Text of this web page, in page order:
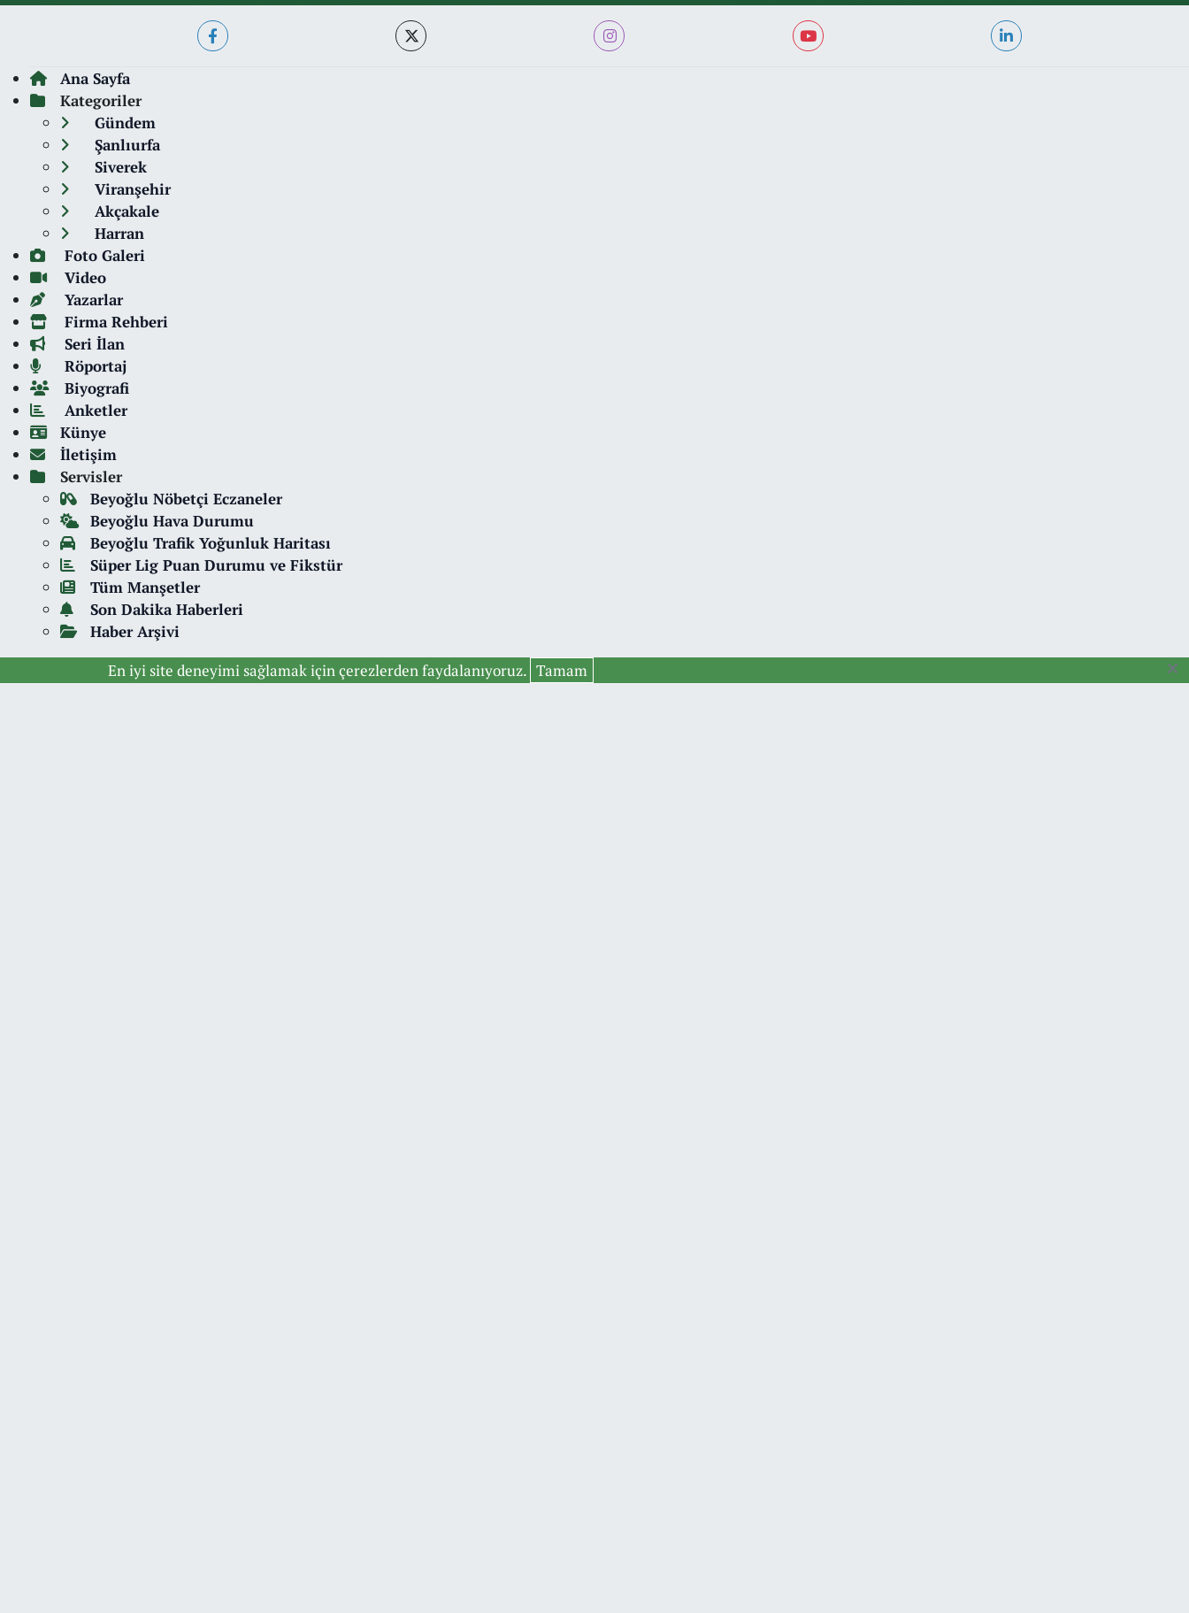
Ana Sayfa
Kategoriler
Gündem
Şanlıurfa
Siverek
Viranşehir
Akçakale
Harran
Foto Galeri
Video
Yazarlar
Firma Rehberi
Seri İlan
Röportaj
Biyografi
Anketler
Künye
İletişim
Servisler
Beyoğlu Nöbetçi Eczaneler
Beyoğlu Hava Durumu
Beyoğlu Trafik Yoğunluk Haritası
Süper Lig Puan Durumu ve Fikstür
Tüm Manşetler
Son Dakika Haberleri
Haber Arşivi
En iyi site deneyimi sağlamak için çerezlerden faydalanıyoruz. Tamam